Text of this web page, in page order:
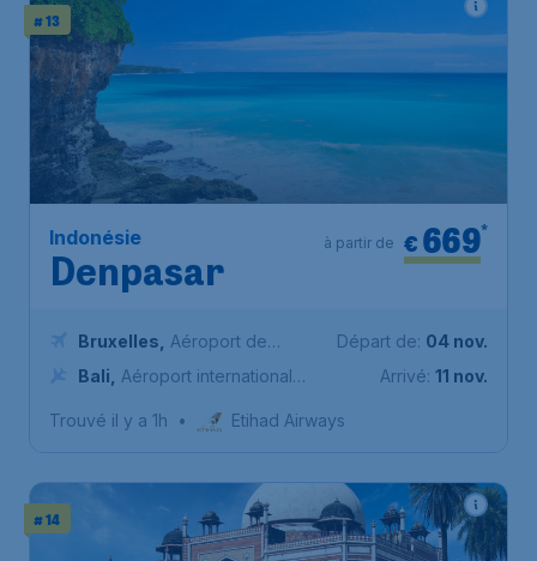
# 13
Indonésie
Denpasar
€ 669*
à partir de
Bruxelles
Aéroport de
Bruxelles-National
Bali
Aéroport international
Départ de: 04 nov.
Arrivé: 11 nov.
Trouvé il y a 1h • Etihad Airways
# 14